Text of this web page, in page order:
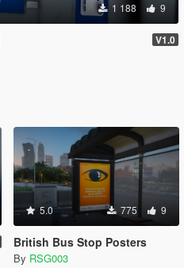
1 188 9
V1.0
5.0 775 9
British Bus Stop Posters
By RSG003